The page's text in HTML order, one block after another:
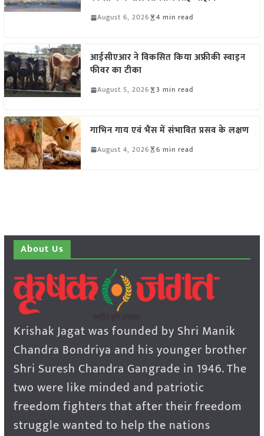
August 6, 2026 4 min read
आईसीएआर ने विकसित किया अफ्रीकी स्वाइन
फीवर का टीका
August 5, 2026 3 min read
गाभिन गाय एवं भैंस में संभावित प्रसव के लक्षण
August 4, 2026 6 min read
About Us
Krishak Jagat was founded by Shri Manik
Chandra Bondriya and his younger brother
Shri Suresh Chandra Gangrade in 1946. The
two were like minded and patriotic
freedom fighters that after their freedom
struggle wanted to help the nations